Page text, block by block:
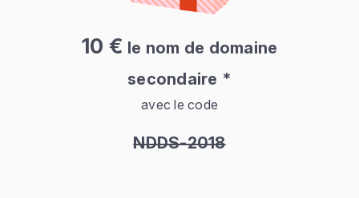
10 € le nom de domaine
secondaire *
avec le code
NDDS-2018